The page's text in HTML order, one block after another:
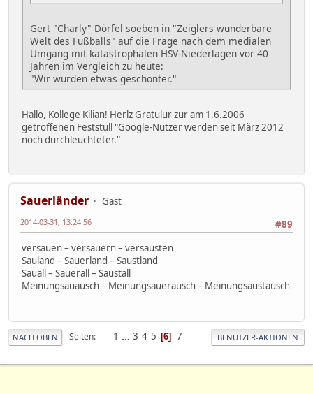
Gert "Charly" Dörfel soeben in "Zeiglers wunderbare
Welt des Fußballs" auf die Frage nach dem medialen
Umgang mit katastrophalen HSV-Niederlagen vor 40
Jahren im Vergleich zu heute:
"Wir wurden etwas geschonter."
Hallo, Kollege Kilian! Herlz Gratulur zur am 1.6.2006
getroffenen Feststull "Google-Nutzer werden seit März 2012
noch durchleuchteter."
Sauerländer
Gast
#89
2014-03-31, 13:24:56
versauen – versauern – versausten
Sauland – Sauerland – Saustland
Sauall – Sauerall – Saustall
Meinungsauausch – Meinungsauerausch – Meinungsaustausch
NACH OBEN Seiten 1 ... 3 4 5 6 7 BENUTZER-AKTIONEN